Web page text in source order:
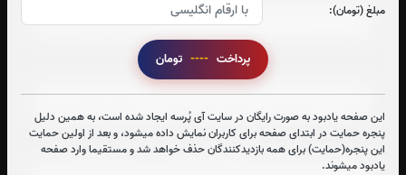
مبلغ (تومان):
پرداخت ----
این صفحه یادبود به صورت رایگان در سایت آی پُرسه ایجاد شده است، به همین دلیل
پنجره حمایت در ابتدای صفحه برای کاربران نمایش داده میشود، و بعد از اولین حمایت
این پنجره(حمایت) برای همه بازدیدکنندگان حذف خواهد شد و مستقیما وارد صفحه
یادبود میشوند.
صوت جزء شماره 8
صوت جزء شماره 9